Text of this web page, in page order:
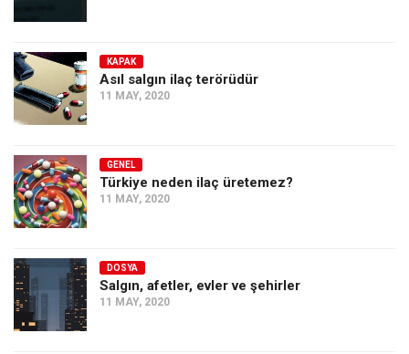
KAPAK
Asıl salgın ilaç terörüdür
11 MAY, 2020
GENEL
Türkiye neden ilaç üretemez?
11 MAY, 2020
DOSYA
Salgın, afetler, evler ve şehirler
11 MAY, 2020